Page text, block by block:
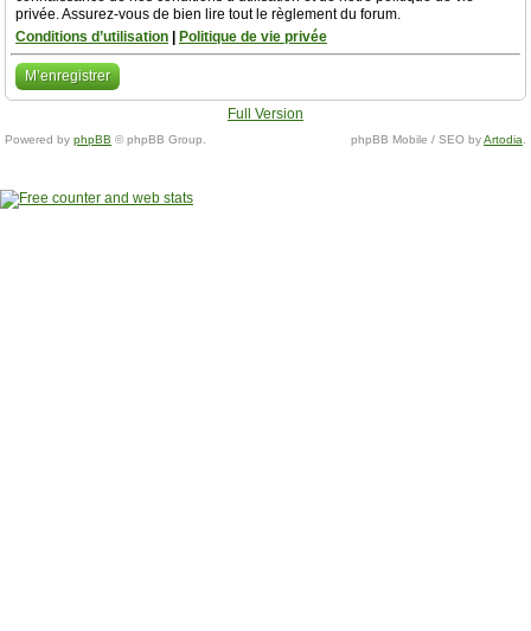
privée. Assurez-vous de bien lire tout le règlement du forum.
Conditions d’utilisation
Politique de vie privée
M’enregistrer
Full Version
Powered by phpBB © phpBB Group. phpBB Mobile / SEO byArtodia